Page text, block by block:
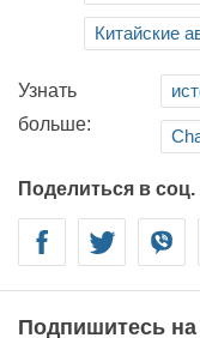
Китайские
Узнать
больше:
Поделиться в соц.
Facebook Twitter Viber
Подпишитесь